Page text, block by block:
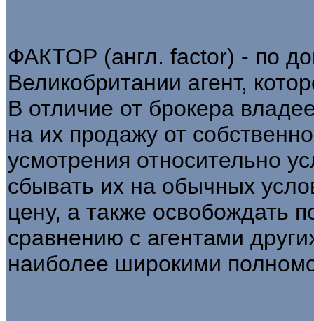
ФАКТОР (англ. factor) - по
Великобритании агент,
В отличие от брокера
на их продажу от
усмотрения относительно
сбывать их на обычных
цену, а также освобождать
сравнению с агентами
наиболее широкими